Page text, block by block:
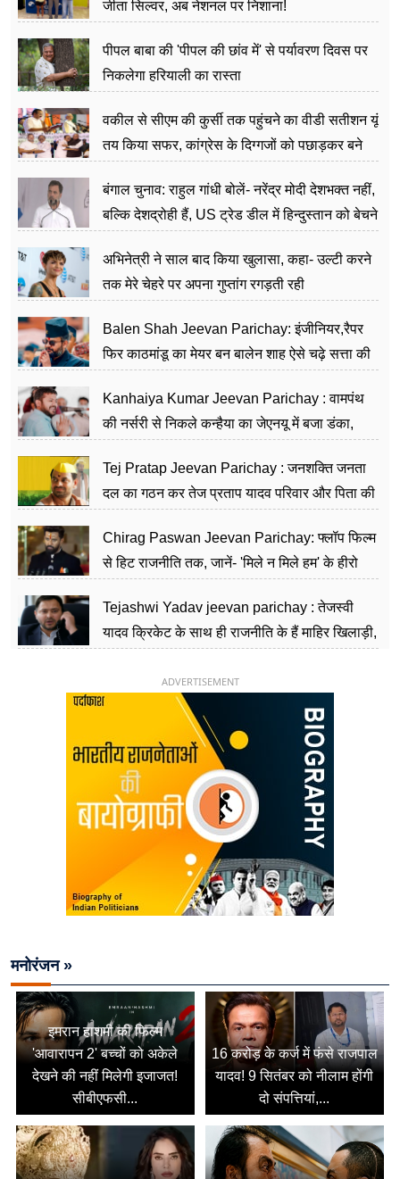
जीता सिल्वर, अब नेशनल पर निशाना!
पीपल बाबा की 'पीपल की छांव में' से पर्यावरण दिवस पर
निकलेगा हरियाली का रास्ता
वकील से सीएम की कुर्सी तक पहुंचने का वीडी सतीशन यूं
तय किया सफर, कांग्रेस के दिग्गजों को पछाड़कर बने
बंगाल चुनाव: राहुल गांधी बोलें- नरेंद्र मोदी देशभक्त नहीं,
बल्कि देशद्रोही हैं, US ट्रेड डील में हिन्दुस्तान को बेचने
अभिनेत्री ने साल बाद किया खुलासा, कहा- उल्टी करने
तक मेरे चेहरे पर अपना गुप्तांग रगड़ती रही
Balen Shah Jeevan Parichay: इंजीनियर,रैपर
फिर काठमांडू का मेयर बन बालेन शाह ऐसे चढ़े सत्ता की
Kanhaiya Kumar Jeevan Parichay : वामपंथ
की नर्सरी से निकले कन्हैया का जेएनयू में बजा डंका,
Tej Pratap Jeevan Parichay : जनशक्ति जनता
दल का गठन कर तेज प्रताप यादव परिवार और पिता की
Chirag Paswan Jeevan Parichay: फ्लॉप फिल्म
से हिट राजनीति तक, जानें- 'मिले न मिले हम' के हीरो
Tejashwi Yadav jeevan parichay : तेजस्वी
यादव क्रिकेट के साथ ही राजनीति के हैं माहिर खिलाड़ी,
ADVERTISEMENT
मनोरंजन »
इमरान हाशमी की फिल्म
'आवारापन 2' बच्चों को अकेले
देखने की नहीं मिलेगी इजाजत!
सीबीएफसी...
16 करोड़ के कर्ज में फंसे राजपाल
यादव! 9 सितंबर को नीलाम होंगी
दो संपत्तियां,...